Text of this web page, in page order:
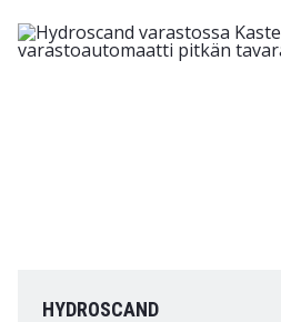
HYDROSCAND